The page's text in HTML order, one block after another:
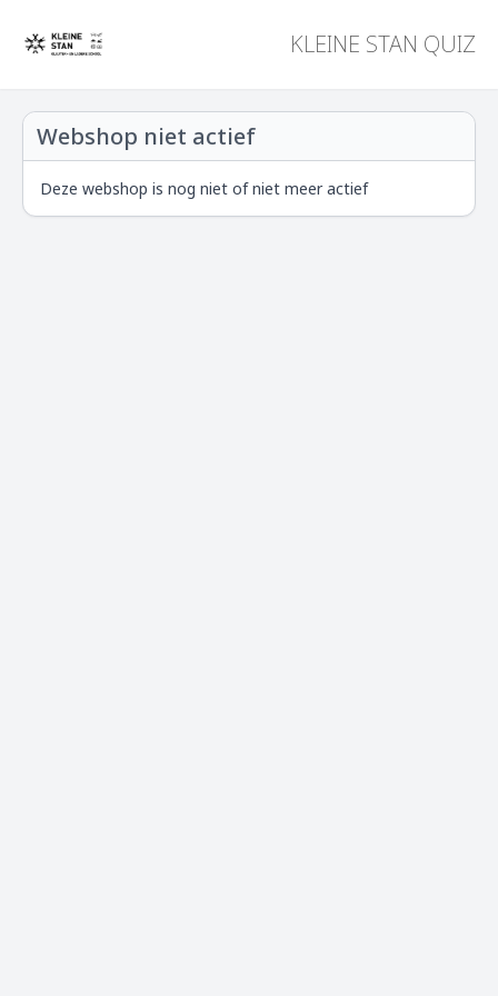
KLEINE STAN QUIZ
Webshop niet actief
Deze webshop is nog niet of niet meer actief